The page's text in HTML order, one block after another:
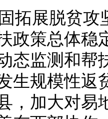
展脱贫攻
政策总体稳
态监测和帮
生规模性返
，加大对易